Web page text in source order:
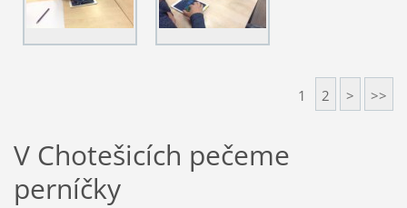
1 2 > >>
V Chotešicích pečeme
perníčky